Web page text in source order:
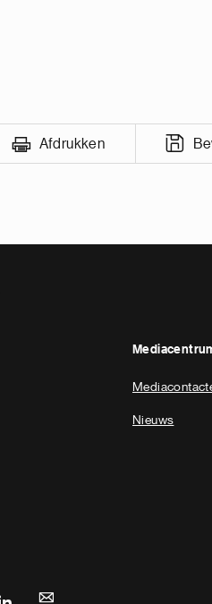
Afdrukken
Nieuws